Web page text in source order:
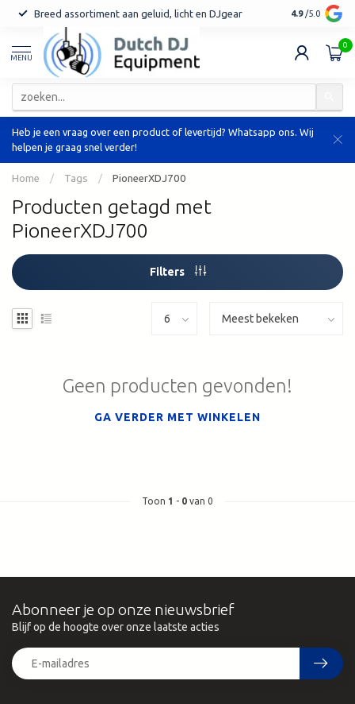
Breed assortiment aan geluid, licht en DJgear Tot 7 jaar
4.9 /5.0
MENU
0
Heb je een vraag over een product of levertijd? Whatsapp ons. Wij
helpen je graag snel verder!
Home / Tags / PioneerXDJ700
Producten getagd met
PioneerXDJ700
Filters
Geen producten gevonden!
GA VERDER MET WINKELEN
Toon 1 - 0 van 0
Abonneer je op onze nieuwsbrief
Blijf op de hoogte over onze laatste acties